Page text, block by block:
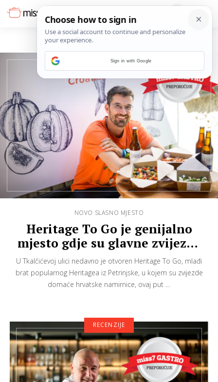
NOVO SLASNO MJESTO
Heritage To Go je genijalno
mjesto gdje su glavne zvijezde
domaće namirnice
U Tkalčićevoj ulici nedavno je otvoren Heritage To Go, mlađi
brat popularnog Heritagea iz Petrinjske, u kojem su zvijezde
domaće hrvatske namirnice, ovaj put …
RECENZIJE
Sign in with Google